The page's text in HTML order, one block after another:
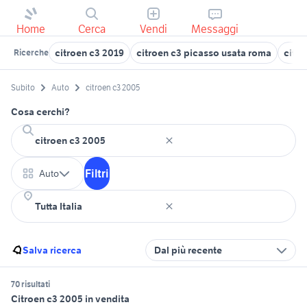
Home Cerca Vendi Messaggi
Ricerche citroen c3 2019 citroen c3 picasso usata roma
Subito Auto citroen c3 2005
Cosa cerchi?
Auto Filtri
Salva ricerca Dal più recente
70 risultati
Citroen c3 2005 in vendita